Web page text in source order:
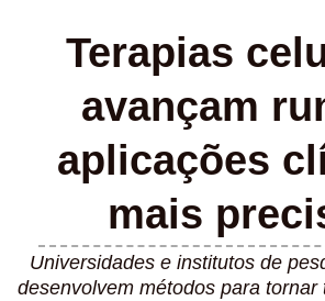
Terapias
avançam
aplicações
mais
Universidades e institutos de
desenvolvem métodos para tornar